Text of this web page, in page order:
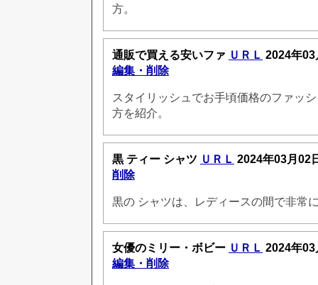
方。
通販で買える安いファ ＵＲＬ 2024年03
編集・削除
スタイリッシュでお手頃価格のファッ
方を紹介。
黒 ティー シャツ ＵＲＬ 2024年03月02
削除
黒の シャツは、レディースの間で非常
女優のミリー・ボビー ＵＲＬ 2024年03
編集・削除